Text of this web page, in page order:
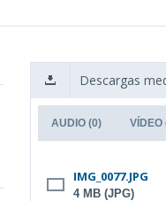
Descargas
AUDIO(0) VÍDEO
IMG_0077.JPG
4 MB (JPG)